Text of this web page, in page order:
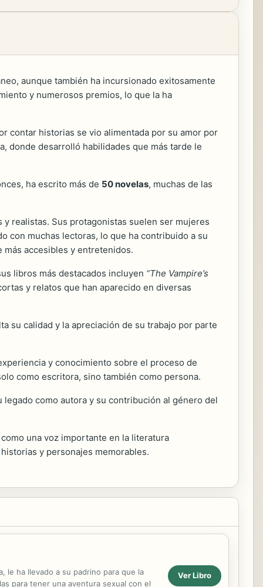
aunque también ha incursionado exitosamente
y numerosos premios, lo que la ha
contar historias se vio alimentada por su amor por
donde desarrolló habilidades que más tarde le
ha escrito más de 50 novelas, muchas de las
realistas. Sus protagonistas suelen ser mujeres
con muchas lectoras, lo que ha contribuido a su
más accesibles y entretenidos.
libros más destacados incluyen “The Vampire’s
y relatos que han aparecido en diversas
su calidad y la apreciación de su trabajo por parte
y conocimiento sobre el proceso de
como escritora, sino también como persona.
como autora y su contribución al género del
una voz importante en la literatura
y personajes memorables.
le ha llevado a su padrino para que la
para tener una aventura sexual con el
Ver Libro